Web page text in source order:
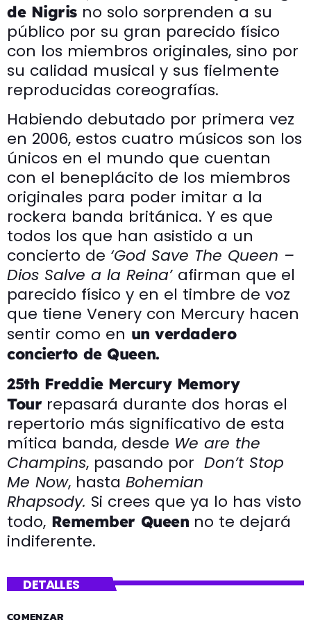
de Nigris no solo sorprenden a su
público por su gran parecido físico
con los miembros originales, sino por
su calidad musical y sus fielmente
reproducidas coreografías.
Habiendo debutado por primera vez
en 2006, estos cuatro músicos son los
únicos en el mundo que cuentan
con el beneplácito de los miembros
originales para poder imitar a la
rockera banda británica. Y es que
todos los que han asistido a un
concierto de ‘God Save The Queen –
Dios Salve a la Reina’ afirman que el
parecido físico y en el timbre de voz
que tiene Venery con Mercury hacen
sentir como en un verdadero
concierto de Queen.
25th Freddie Mercury Memory
Tourrepasará durante dos horas el
repertorio más significativo de esta
mítica banda, desde We are the
Champins, pasando por Don’t Stop
Me Now, hasta Bohemian
Rhapsody. Si crees que ya lo has visto
todo, Remember Queen no te dejará
indiferente.
DETALLES
COMENZAR